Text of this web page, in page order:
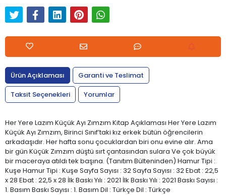
Ürün Açıklaması
Garanti ve Teslimat
Taksit Seçenekleri
Yorumlar
Her Yere Lazım Küçük Ayı Zımzım Kitap Açıklaması Her Yere Lazım
Küçük Ayı Zımzım, Birinci Sınıf’taki kız erkek bütün öğrencilerin
arkadaşıdır. Her hafta sonu çocuklardan biri onu evine alır. Ama
bir gün Küçük Zımzım düştü sırt çantasından sulara Ve çok büyük
bir maceraya atıldı tek başına. (Tanıtım Bülteninden) Hamur Tipi :
Kuşe Hamur Tipi : Kuşe Sayfa Sayısı : 32 Sayfa Sayısı : 32 Ebat : 22,5
x 28 Ebat : 22,5 x 28 İlk Baskı Yılı : 2021 İlk Baskı Yılı : 2021 Baskı Sayısı :
1. Basım Baskı Sayısı : 1. Basım Dil : Türkçe Dil : Türkçe